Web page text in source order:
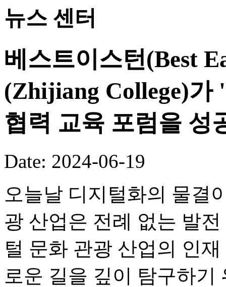
뉴스 센터
베스트이스턴(Best
(Zhijiang College)가
협력 교육 포럼을 성
Date: 2024-06-19
오늘날 디지털화의 물결
광 산업은 전례 없는 발
털 문화 관광 산업의 인
로운 길을 깊이 탐구하기